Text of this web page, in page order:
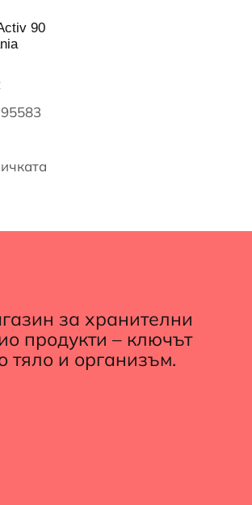
90
за хранителни
продукти – ключът
тяло и организъм.